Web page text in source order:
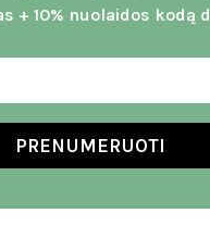
+ 10% nuolaidos kodą
PRENUMERUOTI